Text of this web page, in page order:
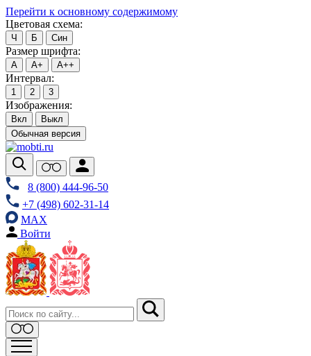
Перейти к основному содержимому
Цветовая схема:
Ч Б Син
Размер шрифта:
А А+ А++
Интервал:
1 2 3
Изображения:
Вкл
Выкл
Обычная версия
8 (800) 444-96-50
+7 (498) 602-31-14
MAX
Войти